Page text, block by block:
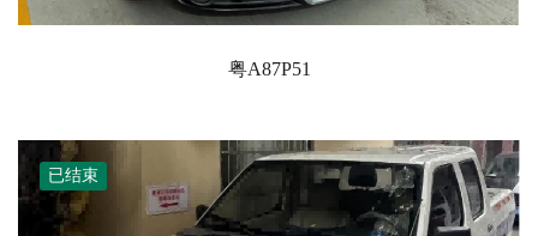
粤A87P51
已结束